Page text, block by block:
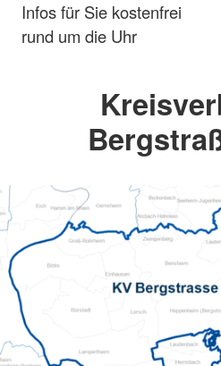
Infos für Sie kostenfrei
rund um die Uhr